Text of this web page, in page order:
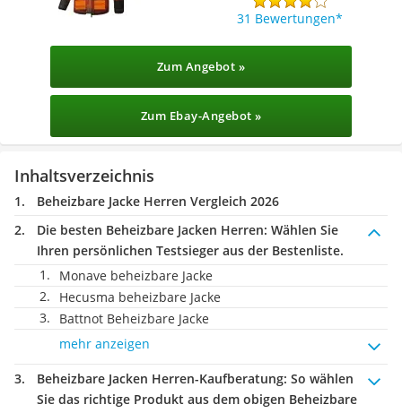
31 Bewertungen
Zum Angebot »
Zum Ebay-Angebot »
Inhaltsverzeichnis
Beheizbare Jacke Herren Vergleich 2026
Die besten Beheizbare Jacken Herren: Wählen Sie
Ihren persönlichen Testsieger aus der Bestenliste.
Monave beheizbare Jacke
Hecusma beheizbare Jacke
Battnot Beheizbare Jacke
mehr anzeigen
Beheizbare Jacken Herren-Kaufberatung: So wählen
Sie das richtige Produkt aus dem obigen Beheizbare